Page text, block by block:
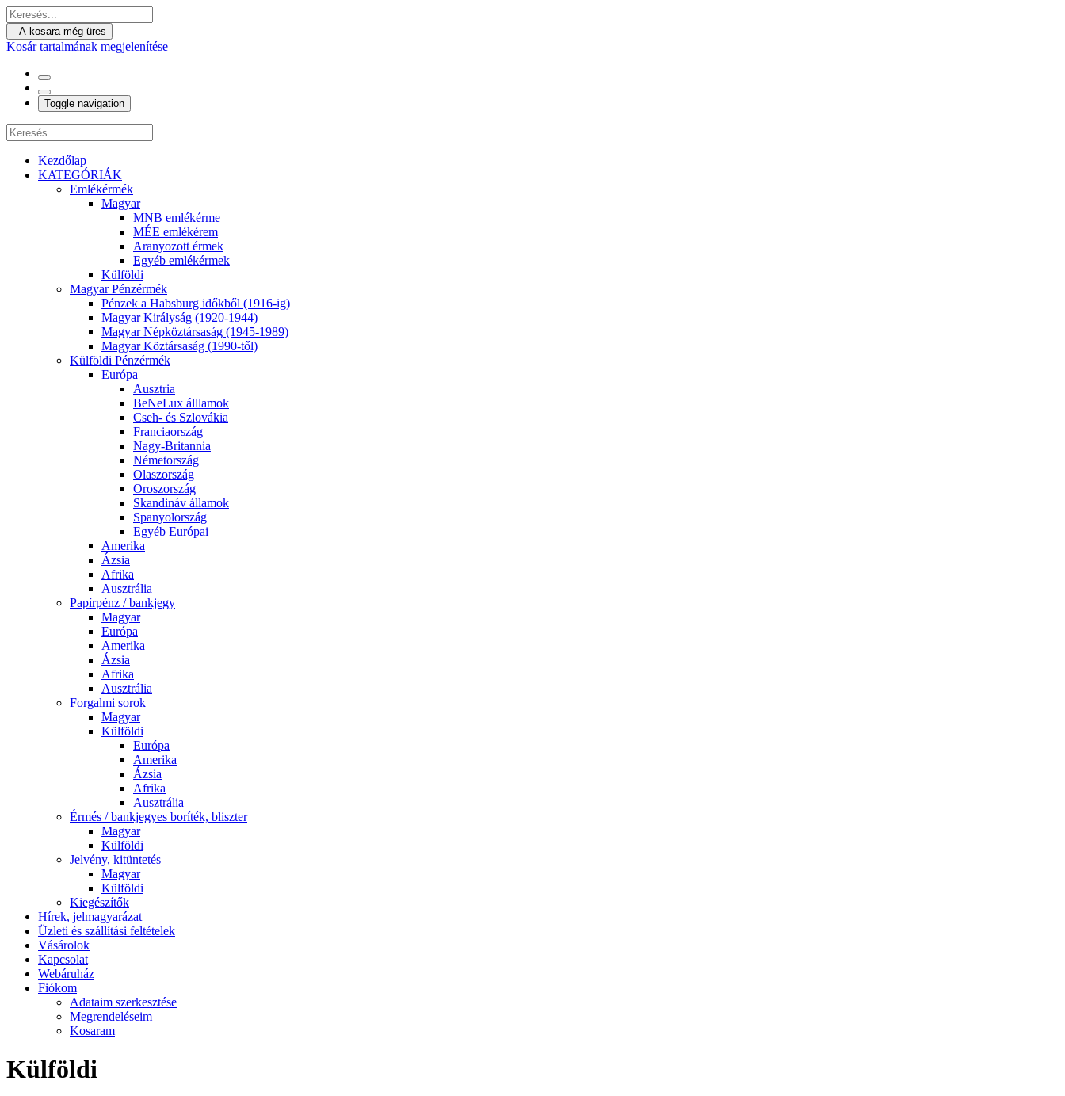
A kosara még üres
Kosár tartalmának megjelenítése
Toggle navigation
Kezdőlap
KATEGÓRIÁK
Emlékérmék
Magyar
MNB emlékérme
MÉE emlékérem
Aranyozott érmek
Egyéb emlékérmek
Külföldi
Magyar Pénzérmék
Pénzek a Habsburg időkből (1916-ig)
Magyar Királyság (1920-1944)
Magyar Népköztársaság (1945-1989)
Magyar Köztársaság (1990-től)
Külföldi Pénzérmék
Európa
Ausztria
BeNeLux álllamok
Cseh- és Szlovákia
Franciaország
Nagy-Britannia
Németország
Olaszország
Oroszország
Skandináv államok
Spanyolország
Egyéb Európai
Amerika
Ázsia
Afrika
Ausztrália
Papírpénz / bankjegy
Magyar
Európa
Amerika
Ázsia
Afrika
Ausztrália
Forgalmi sorok
Magyar
Külföldi
Európa
Amerika
Ázsia
Afrika
Ausztrália
Érmés / bankjegyes boríték, bliszter
Magyar
Külföldi
Jelvény, kitüntetés
Magyar
Külföldi
Kiegészítők
Hírek, jelmagyarázat
Üzleti és szállítási feltételek
Vásárolok
Kapcsolat
Webáruház
Fiókom
Adataim szerkesztése
Megrendeléseim
Kosaram
Külföldi